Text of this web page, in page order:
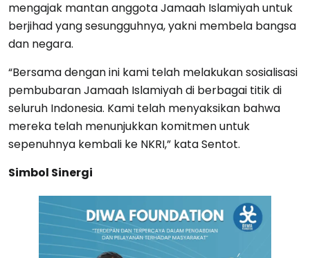
mengajak mantan anggota Jamaah Islamiyah untuk
berjihad yang sesungguhnya, yakni membela bangsa
dan negara.
“Bersama dengan ini kami telah melakukan sosialisasi
pembubaran Jamaah Islamiyah di berbagai titik di
seluruh Indonesia. Kami telah menyaksikan bahwa
mereka telah menunjukkan komitmen untuk
sepenuhnya kembali ke NKRI,” kata Sentot.
Simbol Sinergi